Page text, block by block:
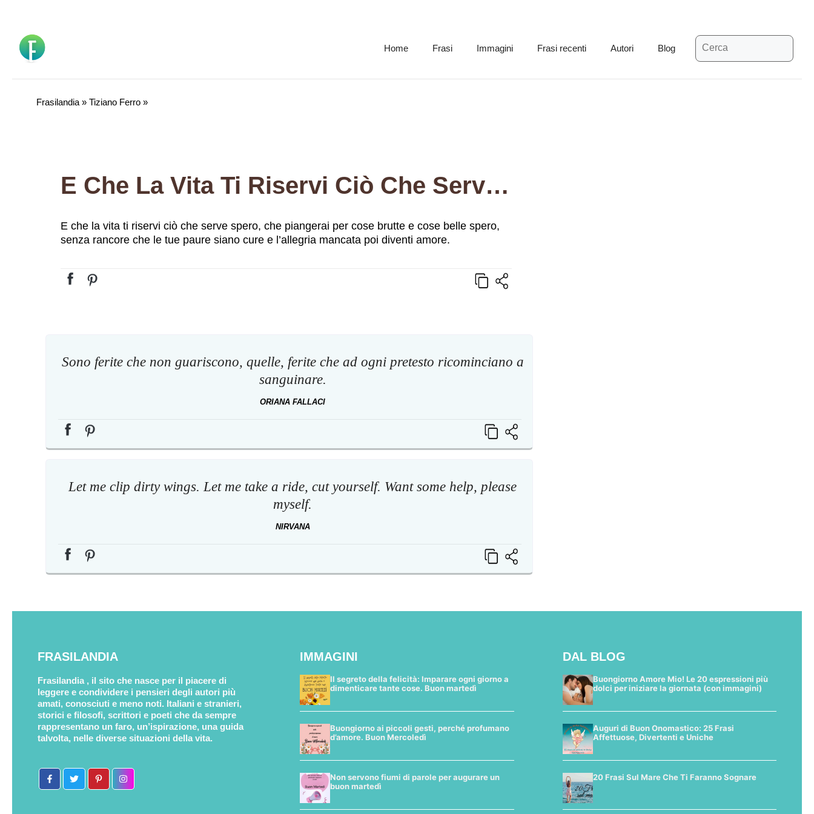
contenuto
Home Frasi Immagini Frasi recenti Autori Blog
Ricerca
per:
Frasilandia »Tiziano Ferro »
E Che La Vita Ti Riservi Ciò Che Serve Spero, Che Piangerai Per Cose Brutte E Cose Belle Spero, Senza Rancore Che Le Tue Paure Siano Cure E L’allegria Mancata Poi Diventi Amore.
E che la vita ti riservi ciò che serve spero, che piangerai per cose brutte e cose belle spero,
senza rancore che le tue paure siano cure e l’allegria mancata poi diventi amore.
Sono ferite che non guariscono, quelle, ferite che ad ogni pretesto ricominciano a
sanguinare.
ORIANA FALLACI
Let me clip dirty wings. Let me take a ride, cut yourself. Want some help, please
myself.
NIRVANA
FRASILANDIA
Frasilandia , il sito che nasce per il piacere di
leggere e condividere i pensieri degli autori più
amati, conosciuti e meno noti. Italiani e stranieri,
storici e filosofi, scrittori e poeti che da sempre
rappresentano un faro, un’ispirazione, una guida
talvolta, nelle diverse situazioni della vita.
IMMAGINI
Il segreto della felicità: Imparare ogni giorno a
dimenticare tante cose. Buon martedì
Buongiorno ai piccoli gesti, perché profumano
d’amore. Buon Mercoledì
Non servono fiumi di parole per augurare un
buon martedì
DAL BLOG
Buongiorno Amore Mio! Le 20 espressioni più
dolci per iniziare la giornata (con immagini)
Auguri di Buon Onomastico: 25 Frasi
Affettuose, Divertenti e Uniche
20 Frasi Sul Mare Che Ti Faranno Sognare